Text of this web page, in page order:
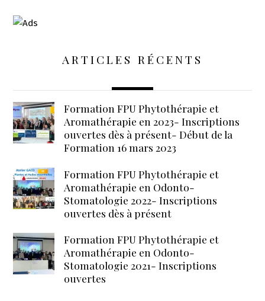
ARTICLES RÉCENTS
Formation FPU Phytothérapie et
Aromathérapie en 2023- Inscriptions
ouvertes dès à présent- Début de la
Formation 16 mars 2023
Formation FPU Phytothérapie et
Aromathérapie en Odonto-
Stomatologie 2022- Inscriptions
ouvertes dès à présent
Formation FPU Phytothérapie et
Aromathérapie en Odonto-
Stomatologie 2021- Inscriptions
ouvertes